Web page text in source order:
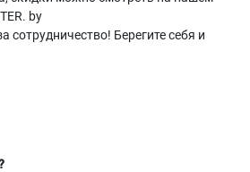
by
сотрудничество! Берегите себя и